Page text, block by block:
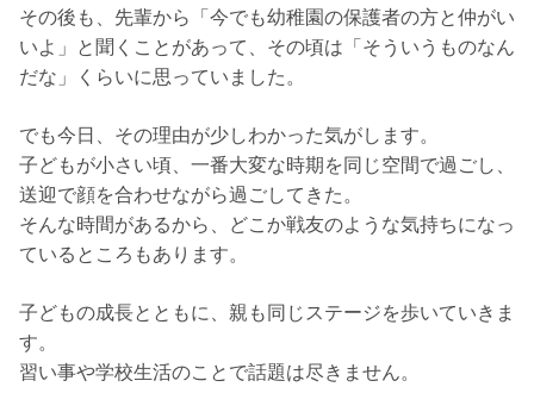
その後も、先輩から「今でも幼稚園の保護者の方と仲がい
いよ」と聞くことがあって、その頃は「そういうものなん
だな」くらいに思っていました。
でも今日、その理由が少しわかった気がします。
子どもが小さい頃、一番大変な時期を同じ空間で過ごし、
送迎で顔を合わせながら過ごしてきた。
そんな時間があるから、どこか戦友のような気持ちになっ
ているところもあります。
子どもの成長とともに、親も同じステージを歩いていきま
す。
習い事や学校生活のことで話題は尽きません。